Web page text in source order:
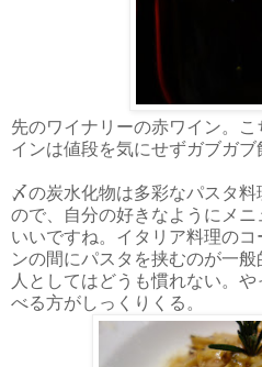
先のワイナリーの赤ワイン。
インは値段を気にせずガブガブ
〆の炭水化物は多彩なパスタ
ので、自分の好きなようにメ
いいですね。イタリア料理の
ンの間にパスタを挟むのが一
人としてはどうも慣れない。
べる方がしっくりくる。